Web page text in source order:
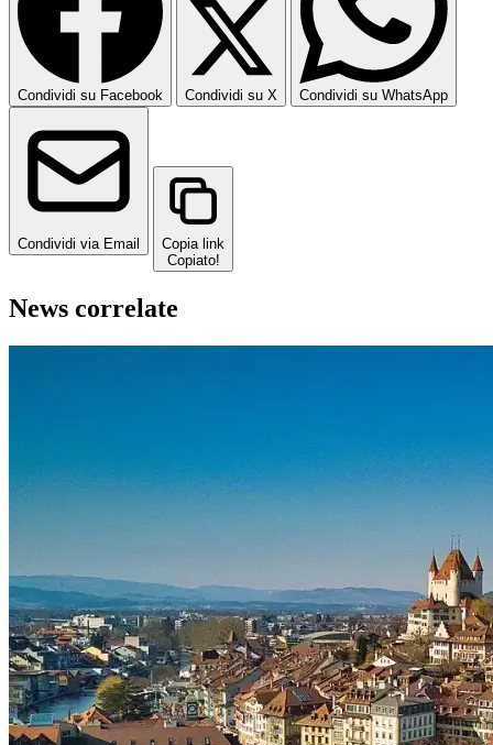
Condividi su Facebook Condividi su X Condividi su WhatsApp
Condividi via Email
Copia link
Copiato!
News correlate